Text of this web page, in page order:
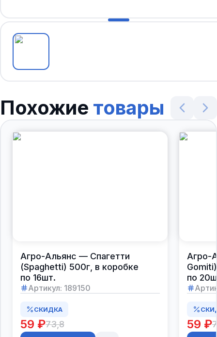
Похожие товары
Агро-Альянс — Спагетти
(Spaghetti) 500г, в коробке
по 16шт.
Артикул: 189150
СКИДКА
59 ₽73,8
Агро-
по
59 ₽